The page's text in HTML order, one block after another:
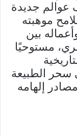
عوالم جديدة
موهبته
بين
مستوحيًا
سحر الطبيعة
إلهامه